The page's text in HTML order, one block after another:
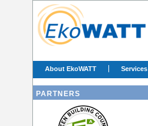
About EkoWATT Services
PARTNERS